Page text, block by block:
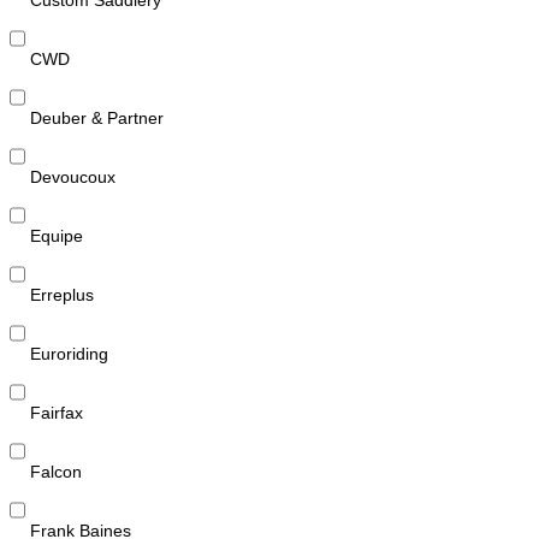
CWD
Deuber & Partner
Devoucoux
Equipe
Erreplus
Euroriding
Fairfax
Falcon
Frank Baines